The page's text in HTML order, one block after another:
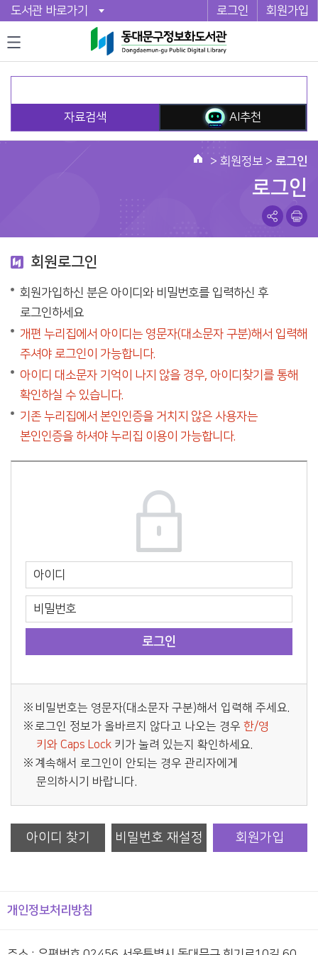
도서관 바로가기 로그인 회원가입
자료검색 AI추천
> 회원정보 > 로그인
로그인
회원로그인
회원가입하신 분은 아이디와 비밀번호를 입력하신 후
로그인하세요
개편 누리집에서 아이디는 영문자(대소문자 구분)해서 입력해
주셔야 로그인이 가능합니다.
아이디 대소문자 기억이 나지 않을 경우, 아이디찾기를 통해
확인하실 수 있습니다.
기존 누리집에서 본인인증을 거치지 않은 사용자는
본인인증을 하셔야 누리집 이용이 가능합니다.
비밀번호는 영문자(대소문자 구분)해서 입력해 주세요.
로그인 정보가 올바르지 않다고 나오는 경우 한/영
키와 Caps Lock 키가 눌려 있는지 확인하세요.
계속해서 로그인이 안되는 경우 관리자에게
문의하시기 바랍니다.
아이디 찾기 비밀번호 재설정 회원가입
개인정보처리방침